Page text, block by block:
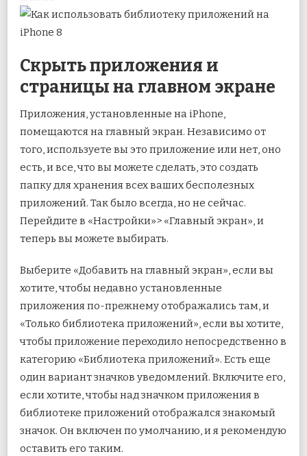
Скрыть приложения и
страницы на главном экране
Приложения, установленные на iPhone,
помещаются на главный экран. Независимо от
того, используете вы это приложение или нет, оно
есть, и все, что вы можете сделать, это создать
папку для хранения всех ваших бесполезных
приложений. Так было всегда, но не сейчас.
Перейдите в «Настройки»> «Главный экран», и
теперь вы можете выбирать.
Выберите «Добавить на главный экран», если вы
хотите, чтобы недавно установленные
приложения по-прежнему отображались там, и
«Только библиотека приложений», если вы хотите,
чтобы приложение переходило непосредственно в
категорию «Библиотека приложений». Есть еще
один вариант значков уведомлений. Включите его,
если хотите, чтобы над значком приложения в
библиотеке приложений отображался знакомый
значок. Он включен по умолчанию, и я рекомендую
оставить его таким.